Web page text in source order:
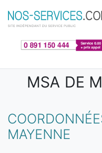
Aller au contenu principal
MSA DE
MAYENNE